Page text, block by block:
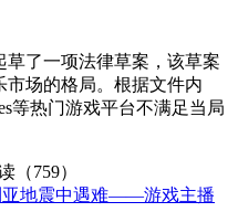
了一项法律草案，该草案
场的格局。根据文件内
等热门游戏平台不满足当局
（759）